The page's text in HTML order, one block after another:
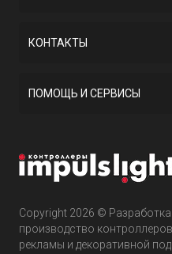
Copyright 2026 © Разработка
производство
рекламы и декоративной
КОНТАКТЫ
ПОМОЩЬ И СЕРВИСЫ